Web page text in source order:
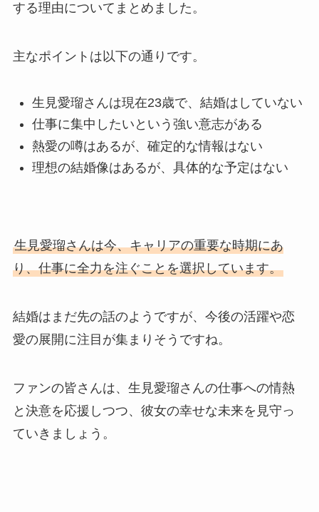
する理由についてまとめました。
主なポイントは以下の通りです。
生見愛瑠さんは現在23歳で、結婚はしていない
仕事に集中したいという強い意志がある
熱愛の噂はあるが、確定的な情報はない
理想の結婚像はあるが、具体的な予定はない
生見愛瑠さんは今、キャリアの重要な時期にあ
り、仕事に全力を注ぐことを選択しています。
結婚はまだ先の話のようですが、今後の活躍や恋
愛の展開に注目が集まりそうですね。
ファンの皆さんは、生見愛瑠さんの仕事への情熱
と決意を応援しつつ、彼女の幸せな未来を見守っ
ていきましょう。